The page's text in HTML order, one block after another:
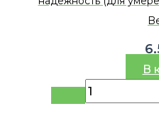
В